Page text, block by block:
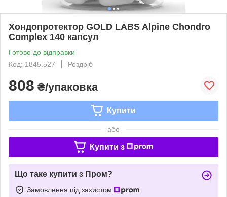
Хондопротектор GOLD LABS Alpine Chondro
Complex 140 капсул
Готово до відправки
Код: 1845.527
Роздріб
808 ₴/упаковка
Купити
або
Купити з
Що таке купити з Пром?
Замовлення під захистом